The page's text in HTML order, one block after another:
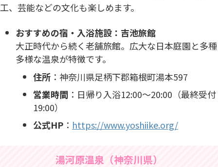
工、芸能などの文化も楽しめます。
おすすめの宿・入浴施設：吉池旅館
大正時代から続く老舗旅館。広大な日本庭園と多種
多様な温泉が特徴です。
住所 ：​神奈川県足柄下郡箱根町湯本597​
営業時間 ：​日帰り入浴12:00～20:00（最終受付
19:00）​
公式HP ： https://www.yoshiike.org/
湯河原温泉（神奈川県）